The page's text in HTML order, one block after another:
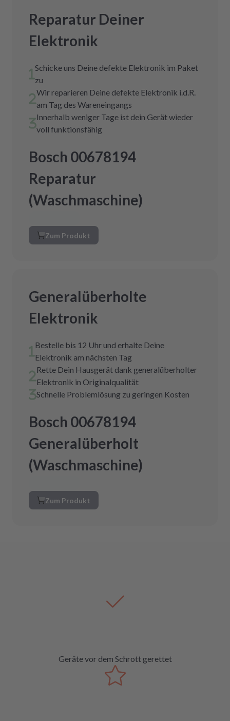
Reparatur Deiner
Elektronik
Schicke uns Deine defekte Elektronik im Paket
zu
Wir reparieren Deine defekte Elektronik i.d.R.
am Tag des Wareneingangs
Innerhalb weniger Tage ist dein Gerät wieder
voll funktionsfähig
Bosch 00678194
Reparatur
(Waschmaschine)
Zum Produkt
Generalüberholte
Elektronik
Bestelle bis 12 Uhr und erhalte Deine
Elektronik am nächsten Tag
Rette Dein Hausgerät dank generalüberholter
Elektronik in Originalqualität
Schnelle Problemlösung zu geringen Kosten
Bosch 00678194
Generalüberholt
(Waschmaschine)
Zum Produkt
Geräte vor dem Schrott gerettet